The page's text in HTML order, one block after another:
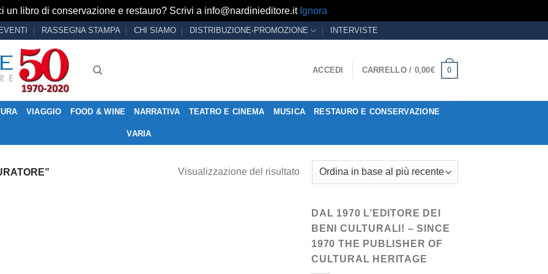
un libro di conservazione e restauro? Scrivi a info@nardinieditore.it Ignora
EVENTI RASSEGNA STAMPA CHI SIAMO DISTRIBUZIONE-PROMOZIONE INTERVISTE
ACCEDI CARRELLO / 0,00€ 0
VIAGGIO FOOD & WINE NARRATIVA TEATRO E CINEMA MUSICA RESTAURO E CONSERVAZIONE
VARIA
Visualizzazione del risultato
DAL 1970 L’EDITORE DEI
BENI CULTURALI! – SINCE
1970 THE PUBLISHER OF
CULTURAL HERITAGE